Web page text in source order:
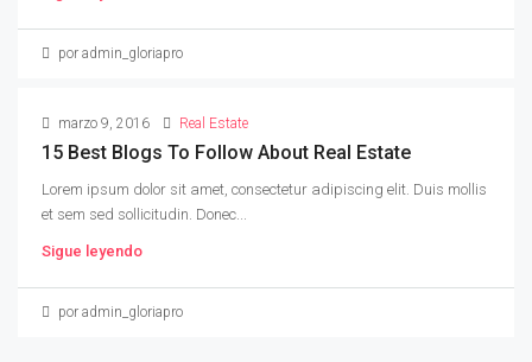
por admin_gloriapro
marzo 9, 2016 Real Estate
15 Best Blogs To Follow About Real Estate
Lorem ipsum dolor sit amet, consectetur adipiscing elit. Duis mollis
et sem sed sollicitudin. Donec...
Sigue leyendo
por admin_gloriapro